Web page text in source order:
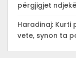
përgjigjet
Haradinaj:
vete, synon ta